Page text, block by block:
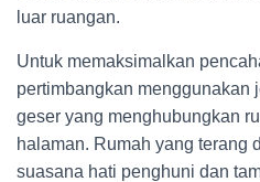
luar ruangan.
Untuk memaksimalkan
pertimbangkan menggunakan
geser yang menghubungkan
halaman. Rumah yang terang
suasana hati penghuni dan